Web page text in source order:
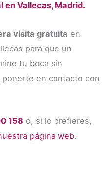
en Vallecas, Madrid.
visita gratuita en
para que un
tu boca sin
ponerte en contacto con
158 o, si lo prefieres,
página web.